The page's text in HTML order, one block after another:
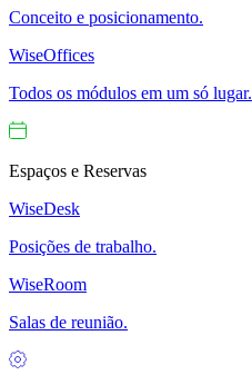
Conceito e posicionamento.
WiseOffices
Todos os módulos em um só lugar.
Espaços e Reservas
WiseDesk
Posições de trabalho.
WiseRoom
Salas de reunião.